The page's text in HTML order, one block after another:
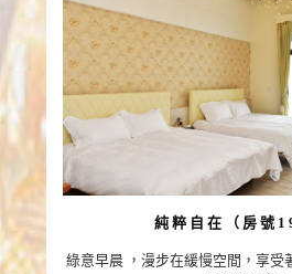
純粹自在（房號
綠意早晨 ，漫步在緩慢空間，享受